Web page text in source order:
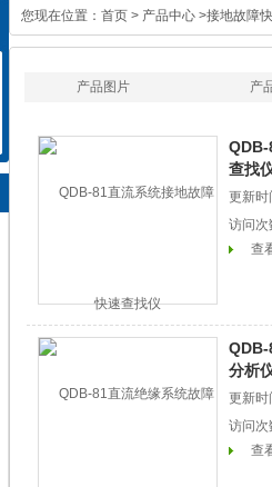
您现在位置： 首页 > 产品中心 >接地故障
产品图片 产
QDB-
查找
更新
访问
查
QDB-
分析
更新
访问
查